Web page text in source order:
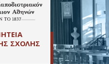
ΣΧΟΛΗΣ